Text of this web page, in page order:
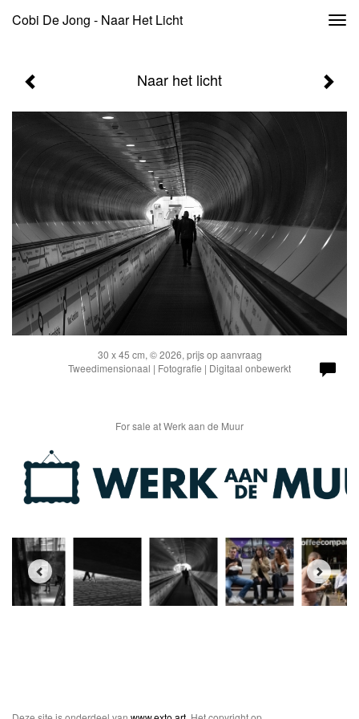
Cobi De Jong - Naar Het Licht
Naar het licht
30 x 45 cm, © 2026, prijs op aanvraag
Tweedimensionaal | Fotografie | Digitaal onbewerkt
For sale at Werk aan de Muur